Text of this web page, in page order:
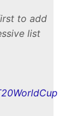
to add
list